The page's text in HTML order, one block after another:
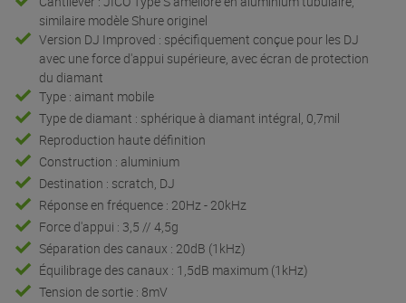
similaire modèle Shure originel
Version DJ Improved : spécifiquement conçue pour les DJ
avec une force d'appui supérieure, avec écran de protection
du diamant
Type : aimant mobile
Type de diamant : sphérique à diamant intégral, 0,7mil
Reproduction haute définition
Construction : aluminium
Destination : scratch, DJ
Réponse en fréquence : 20Hz - 20kHz
Force d'appui : 3,5 // 4,5g
Séparation des canaux : 20dB (1kHz)
Équilibrage des canaux : 1,5dB maximum (1kHz)
Tension de sortie : 8mV